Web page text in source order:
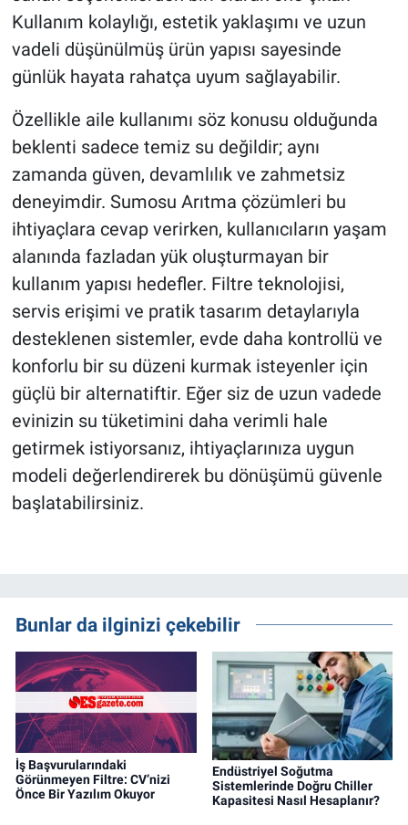
Kullanım kolaylığı, estetik yaklaşımı ve uzun
vadeli düşünülmüş ürün yapısı sayesinde
günlük hayata rahatça uyum sağlayabilir.
Özellikle aile kullanımı söz konusu olduğunda
beklenti sadece temiz su değildir; aynı
zamanda güven, devamlılık ve zahmetsiz
deneyimdir. Sumosu Arıtma çözümleri bu
ihtiyaçlara cevap verirken, kullanıcıların yaşam
alanında fazladan yük oluşturmayan bir
kullanım yapısı hedefler. Filtre teknolojisi,
servis erişimi ve pratik tasarım detaylarıyla
desteklenen sistemler, evde daha kontrollü ve
konforlu bir su düzeni kurmak isteyenler için
güçlü bir alternatiftir. Eğer siz de uzun vadede
evinizin su tüketimini daha verimli hale
getirmek istiyorsanız, ihtiyaçlarınıza uygun
modeli değerlendirerek bu dönüşümü güvenle
başlatabilirsiniz.
Bunlar da ilginizi çekebilir
İş Başvurularındaki
Görünmeyen Filtre: CV’nizi
Önce Bir Yazılım Okuyor
Endüstriyel Soğutma
Sistemlerinde Doğru Chiller
Kapasitesi Nasıl Hesaplanır?